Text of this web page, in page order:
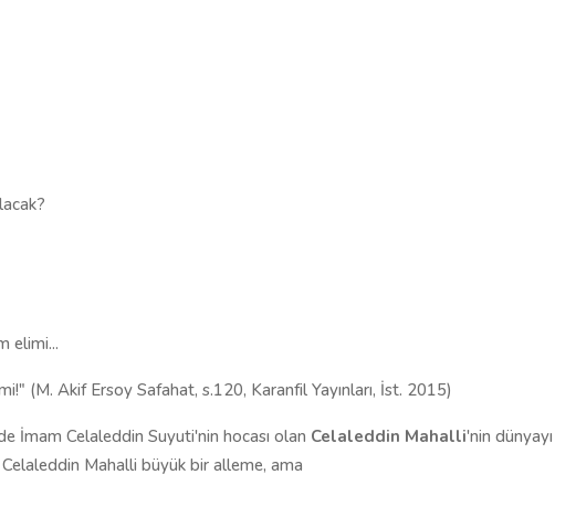
elimi...
(M. Akif Ersoy Safahat, s.120, Karanfil Yayınları, İst. 2015)
İmam Celaleddin Suyuti'nin hocası olan Celaleddin Mahalli'nin dünyayı
Mahalli büyük bir alleme, ama